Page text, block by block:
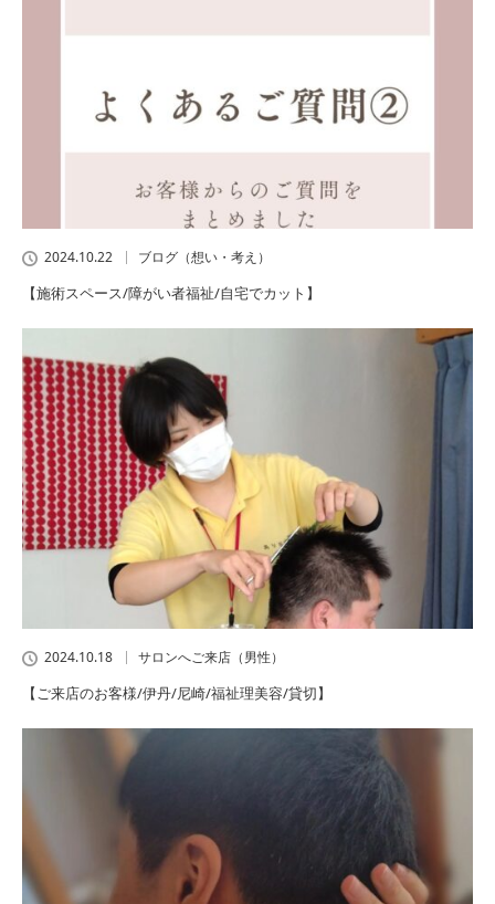
2024.10.22 ブログ（想い・考え）
【施術スペース/障がい者福祉/自宅でカット】
2024.10.18 サロンへご来店（男性）
【ご来店のお客様/伊丹/尼崎/福祉理美容/貸切】